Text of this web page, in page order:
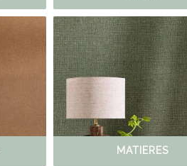
MATIERES